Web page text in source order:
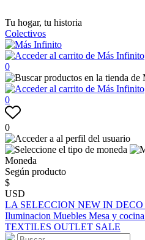
Tu hogar, tu historia
Colectivos
0
0
0
Moneda
Según producto
$
USD
LA SELECCION NEW IN DECO
Iluminacion Muebles Mesa y cocina
TEXTILES OUTLET SALE